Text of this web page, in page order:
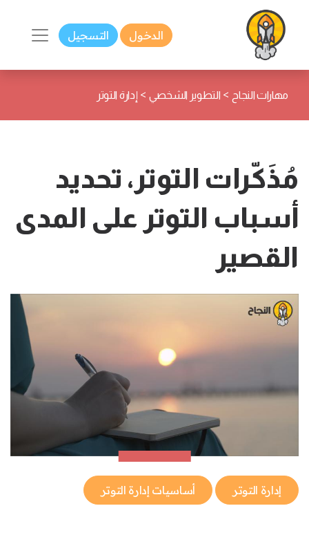
الدخول التسجيل
مهارات النجاح > التطوير الشخصي > إدارة التوتر
مُذَكّرات التوتر، تحديد
أسباب التوتر على المدى
القصير
إدارة التوتر أساسيات إدارة التوتر